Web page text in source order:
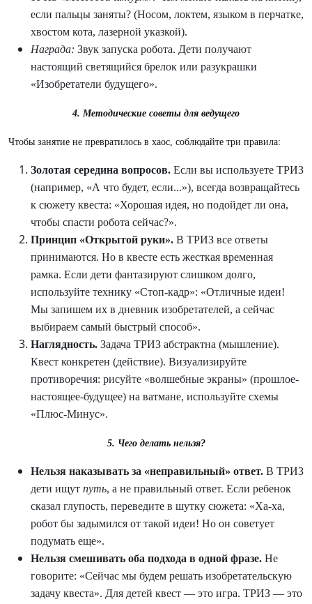
если пальцы заняты? (Носом, локтем, языком в перчатке,
хвостом кота, лазерной указкой).
Награда: Звук запуска робота. Дети получают
настоящий светящийся брелок или разукрашки
«Изобретатели будущего».
4. Методические советы для ведущего
Чтобы занятие не превратилось в хаос, соблюдайте три правила:
Золотая середина вопросов. Если вы используете ТРИЗ
(например, «А что будет, если...»), всегда возвращайтесь
к сюжету квеста: «Хорошая идея, но подойдет ли она,
чтобы спасти робота сейчас?».
Принцип «Открытой руки». В ТРИЗ все ответы
принимаются. Но в квесте есть жесткая временная
рамка. Если дети фантазируют слишком долго,
используйте технику «Стоп-кадр»: «Отличные идеи!
Мы запишем их в дневник изобретателей, а сейчас
выбираем самый быстрый способ».
Наглядность. Задача ТРИЗ абстрактна (мышление).
Квест конкретен (действие). Визуализируйте
противоречия: рисуйте «волшебные экраны» (прошлое-
настоящее-будущее) на ватмане, используйте схемы
«Плюс-Минус».
5. Чего делать нельзя?
Нельзя наказывать за «неправильный» ответ. В ТРИЗ
дети ищут путь, а не правильный ответ. Если ребенок
сказал глупость, переведите в шутку сюжета: «Ха-ха,
робот бы задымился от такой идеи! Но он советует
подумать еще».
Нельзя смешивать оба подхода в одной фразе. Не
говорите: «Сейчас мы будем решать изобретательскую
задачу квеста». Для детей квест — это игра. ТРИЗ — это